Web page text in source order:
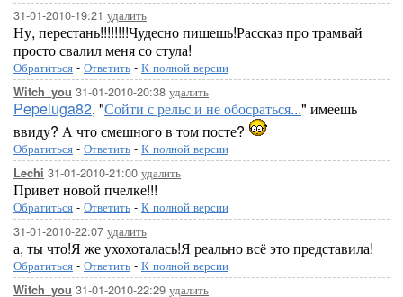
31-01-2010-19:21 удалить
Ну, перестань!!!!!!!!Чудесно пишешь!Рассказ про трамвай
просто свалил меня со стула!
Обратиться - Ответить - К полной версии
Witch_you 31-01-2010-20:38 удалить
Pepeluga82, "Сойти с рельс и не обосраться..." имеешь
ввиду? А что смешного в том посте?
Обратиться - Ответить - К полной версии
Lechi 31-01-2010-21:00 удалить
Привет новой пчелке!!!
Обратиться - Ответить - К полной версии
31-01-2010-22:07 удалить
а, ты что!Я же ухохоталась!Я реально всё это представила!
Обратиться - Ответить - К полной версии
Witch_you 31-01-2010-22:29 удалить